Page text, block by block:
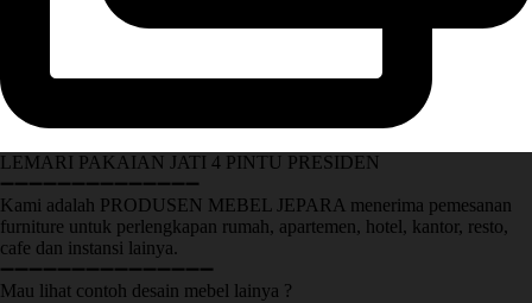
LEMARI PAKAIAN JATI 4 PINTU PRESIDEN
➖➖➖➖➖➖➖➖➖➖➖➖➖➖
Kami adalah PRODUSEN MEBEL JEPARA menerima pemesanan
furniture untuk perlengkapan rumah, apartemen, hotel, kantor, resto,
cafe dan instansi lainya.
➖➖➖➖➖➖➖➖➖➖➖➖➖➖➖
Mau lihat contoh desain mebel lainya ?